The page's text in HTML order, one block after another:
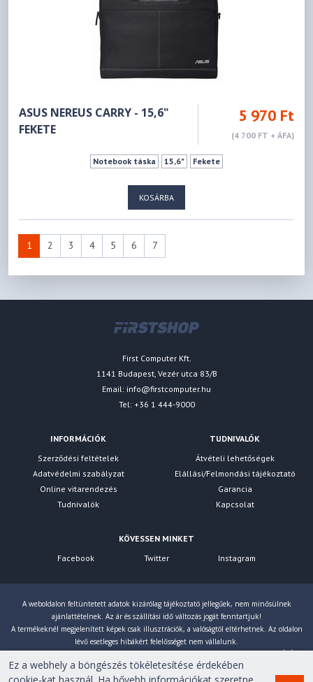
ASUS NEREUS CARRY - 15,6"
FEKETE
5 970 Ft
(4 700 FT + ÁFA)
Notebook táska 15,6" Fekete
KOSÁRBA
1 2 3 4 5 6 7
First Computer Kft.
1141 Budapest, Vezér utca 83/B
Email: info@firstcomputer.hu
Tel: +36 1 444-9000
INFORMÁCIÓK
Szerződési feltételek
Adatvédelmi szabályzat
Online vitarendezés
Tudnivalók
TUDNIVALÓK
Átvételi lehetőségek
Elállási/Felmondási tájékoztató
Garancia
Kapcsolat
KÖVESSEN MINKET
Facebook
Twitter Instagram
A weboldalon feltüntetett adatok kizárólag tájékoztató jellegűek, nem minősülnek
ajánlattételnek. Az ár és szállítási idő változás jogát fenntartjuk!
A termékeknél megjelenített képek csak illusztrációk, a valóságtól eltérhetnek. Az oldalon
lévő esetleges hibákért felelősséget nem vállalunk.
Eltérés esetén a gyártó által megadott paraméterek érvényesek! Bruttó árainkat 27% ÁFÁ-val
számoljuk!
Ez a webhely a böngészés tökéletesítése érdekében